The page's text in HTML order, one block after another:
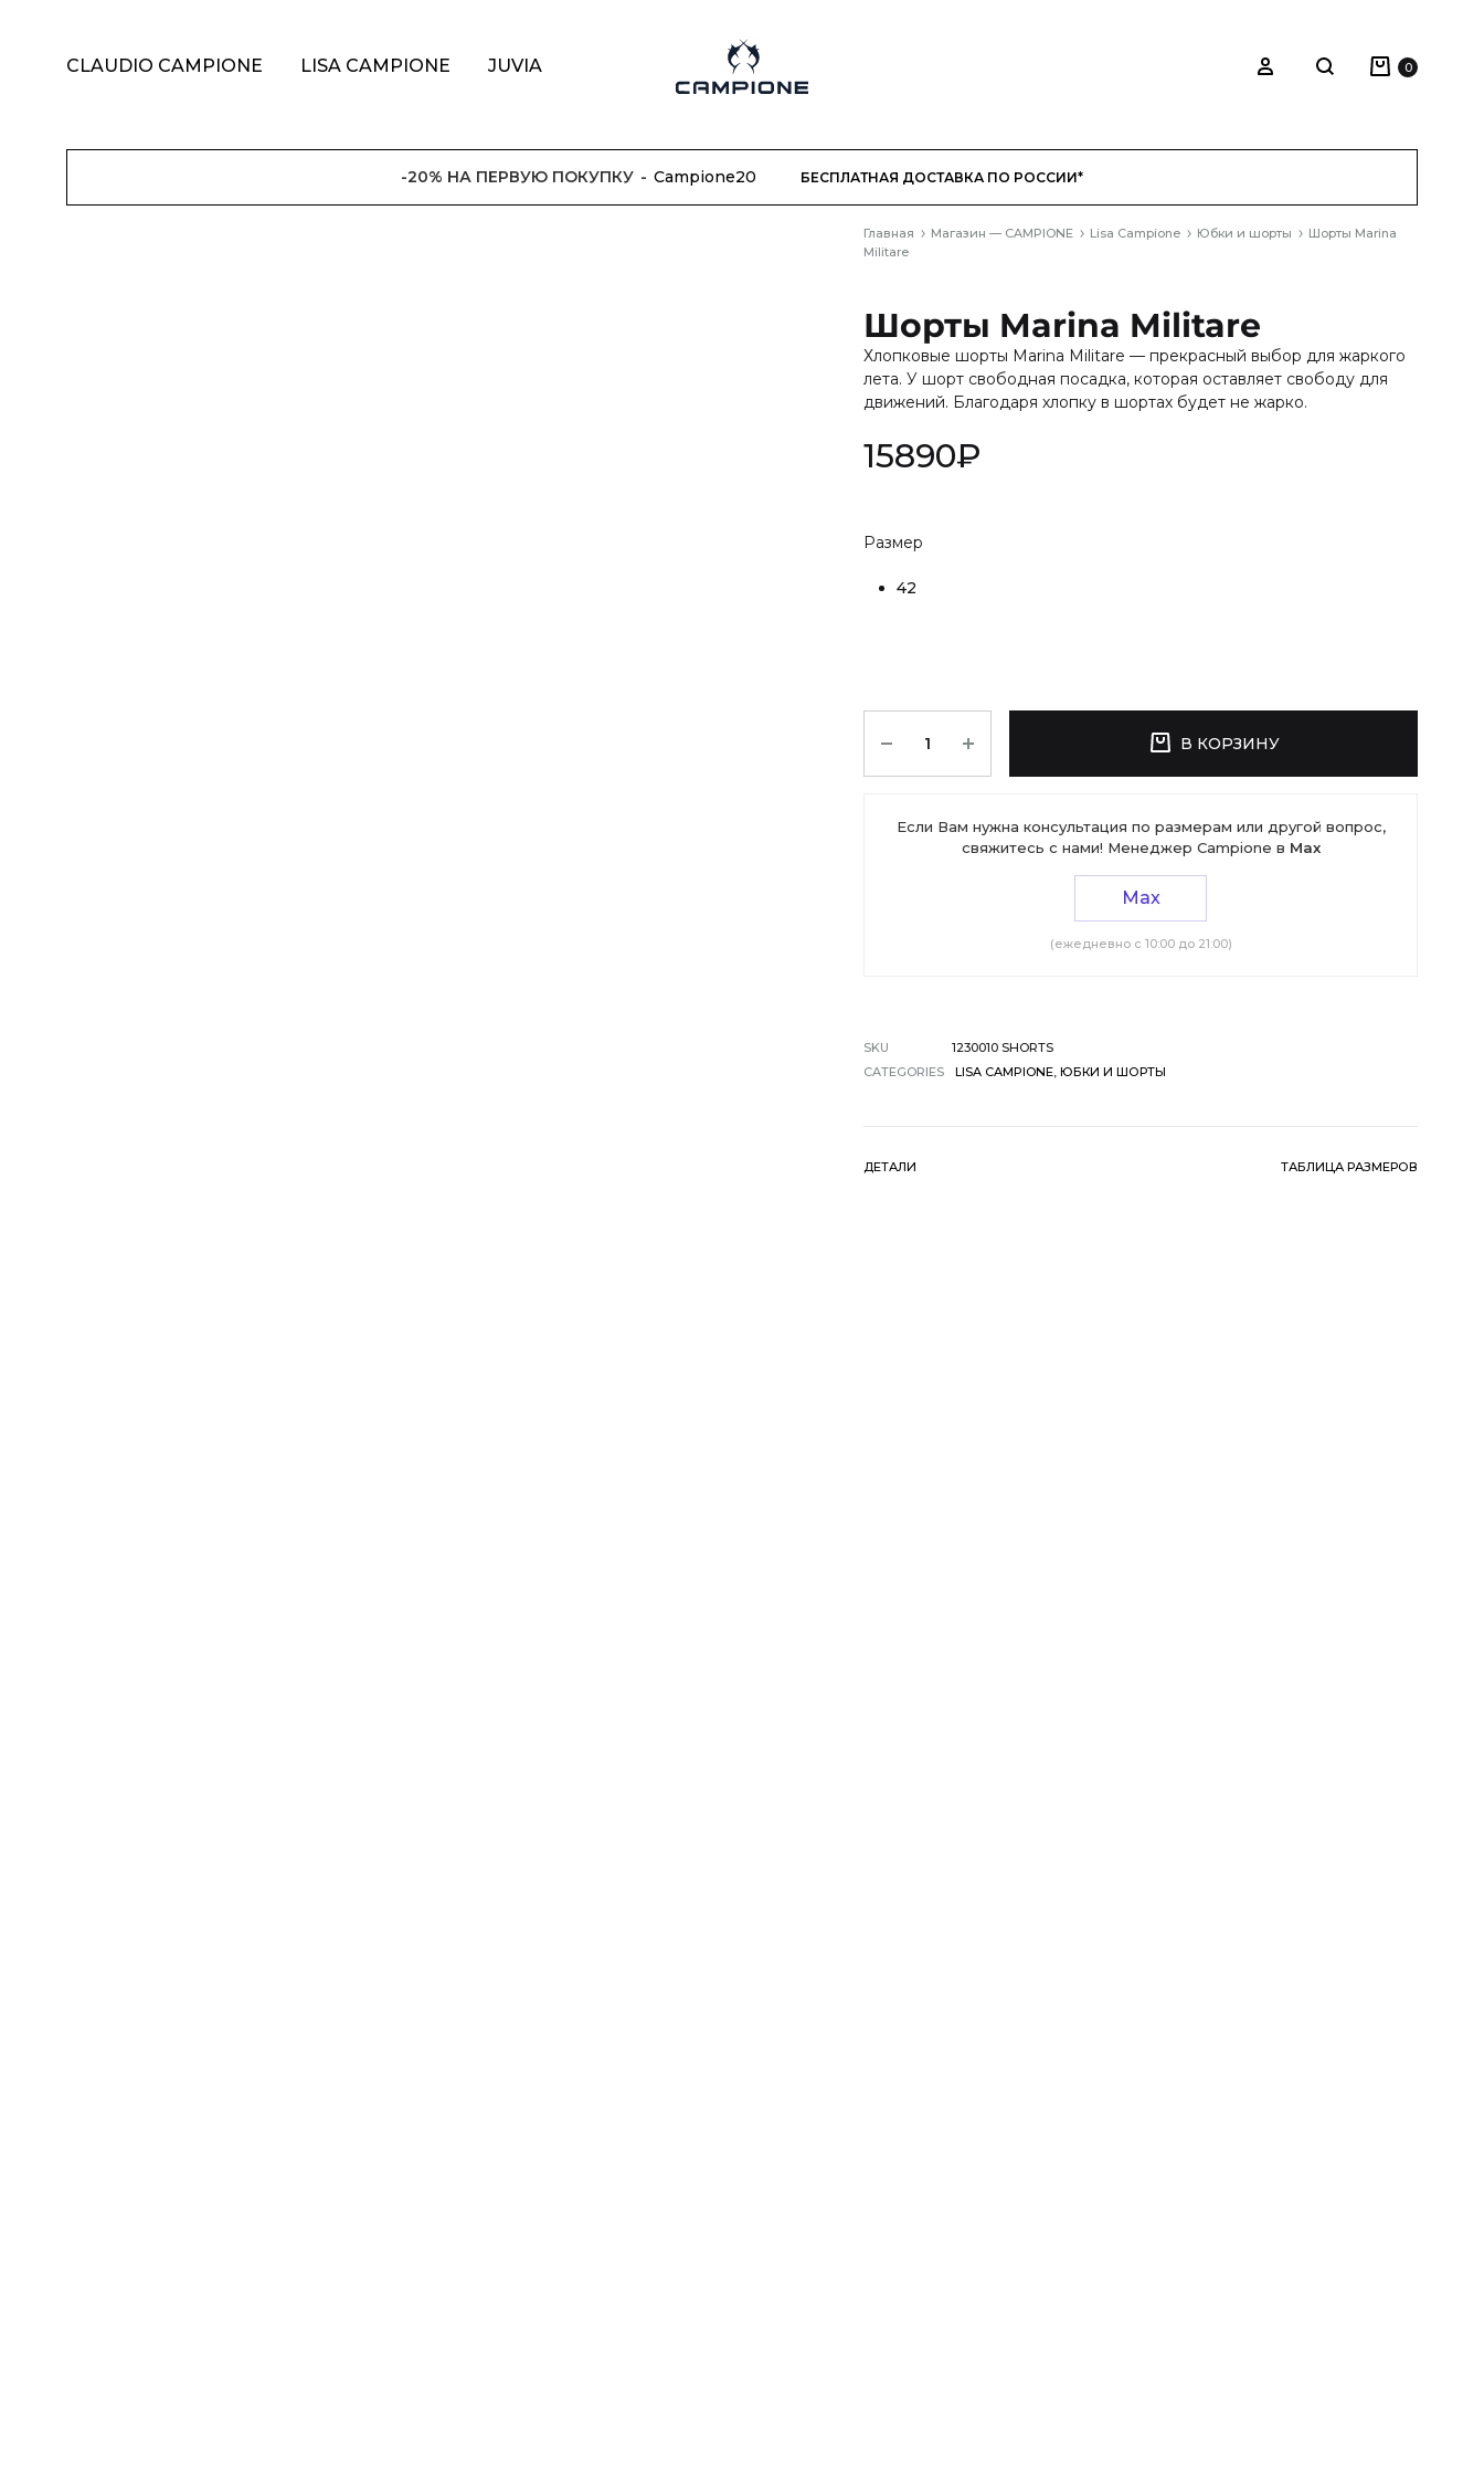
CLAUDIO CAMPIONE LISA CAMPIONE
JUVIA
Войти
Search
Корзина
0
-20% НА ПЕРВУЮ ПОКУПКУ Campione20 БЕСПЛАТНАЯ ДОСТАВКА ПО РОССИИ*
Главная Магазин — CAMPIONE Lisa Campione Юбки и шорты
Шорты Marina
Militare
Шорты Marina Militare
Хлопковые шорты Marina Militare — прекрасный выбор для жаркого
лета. У шорт свободная посадка, которая оставляет свободу для
движений. Благодаря хлопку в шортах будет не жарко.
15890₽
Размер
42
В КОРЗИНУ
Если Вам нужна консультация по размерам или другой вопрос,
свяжитесь с нами! Менеджер Campione в Max
Max
(ежедневно с 10:00 до 21:00)
SKU
1230010 SHORTS
CATEGORIES
LISA CAMPIONE, ЮБКИ И ШОРТЫ
ДЕТАЛИ ТАБЛИЦА РАЗМЕРОВ